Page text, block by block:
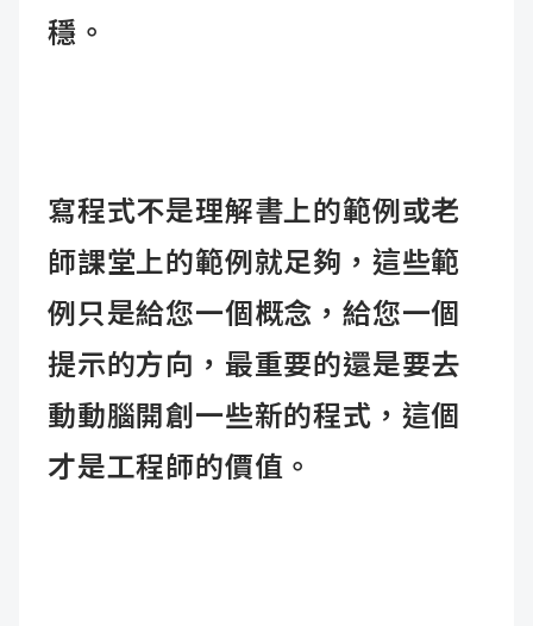
穩。
寫程式不是理解書上的範例或老
師課堂上的範例就足夠，這些範
例只是給您一個概念，給您一個
提示的方向，最重要的還是要去
動動腦開創一些新的程式，這個
才是工程師的價值。